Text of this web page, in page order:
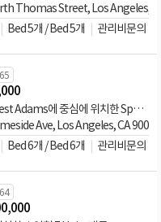
Thomas Street, Los Angeles,
Bed 5개 / Bed 5개 관리비문의
Red-hot West Adams에 중심에 위치한 Spanish Triplex 수익형 매물
Ave, Los Angeles, CA
Bed 6개 / Bed 6개 관리비문의